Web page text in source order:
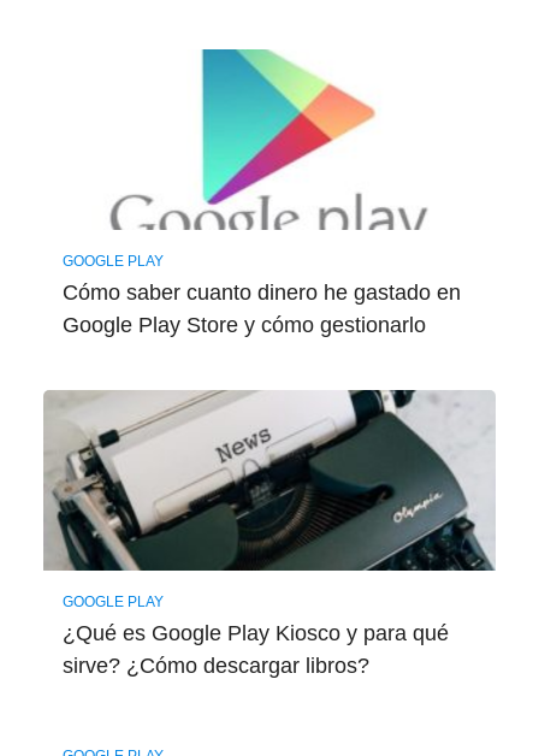
GOOGLE PLAY
Cómo saber cuanto dinero he gastado en
Google Play Store y cómo gestionarlo
GOOGLE PLAY
¿Qué es Google Play Kiosco y para qué
sirve? ¿Cómo descargar libros?